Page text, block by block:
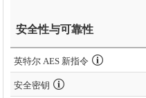
安全性与可靠性
英特尔 AES 新指令
安全密钥